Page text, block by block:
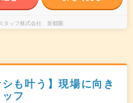
タッフ株式会社 首都圏
も叶う】現場に向き
フ